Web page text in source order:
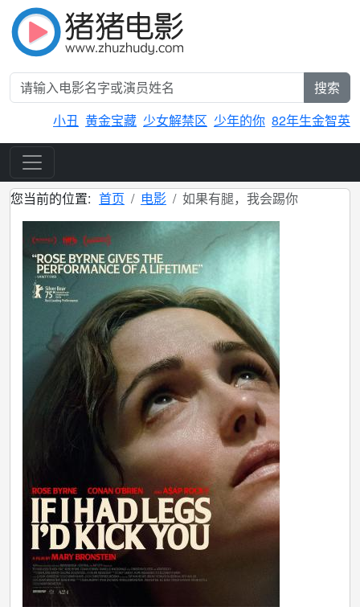
搜索
小丑 黄金宝藏 少女解禁区 少年的你 82年生金智英
您当前的位置: 首页 电影 如果有腿，我会踢你